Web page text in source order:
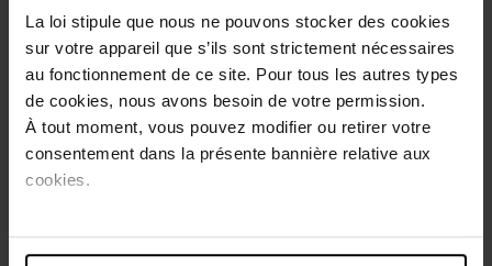
La loi stipule que nous ne pouvons stocker des cookies
sur votre appareil que s’ils sont strictement nécessaires
au fonctionnement de ce site. Pour tous les autres types
de cookies, nous avons besoin de votre permission.
À tout moment, vous pouvez modifier ou retirer votre
consentement dans la présente bannière relative aux
cookies.
après-soleil Corine de Farme obtient de très bons
résultats sur Yuka ! De plus, il nourrit, répare et apaise la
peau après l'exposition au soleil. Il est enrichi en Monoï de
Tahiti, un actif hydratant d'origine naturelle qui vous
procure une peau douce et hydratée et en beurre de
mangue, un actif qui répare la peau intensément, la
nourrit et l'hydrate.
Sa texture riche et onctueuse pénètre rapidement, ne
Formulés sous contrôle pharmaceutique. Testée sous